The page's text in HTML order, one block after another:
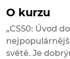
O kurzu
„CS50: Úvod
světě. Je